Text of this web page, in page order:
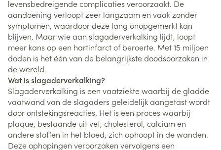
levensbedreigende complicaties veroorzaakt. De
aandoening verloopt zeer langzaam en vaak zonder
symptomen, waardoor deze lang onopgemerkt kan
blijven. Maar wie aan slagaderverkalking lijdt, loopt
meer kans op een hartinfarct of beroerte. Met 15 miljoen
doden is het één van de belangrijkste doodsoorzaken in
de wereld.
Wat is slagaderverkalking?
Slagaderverkalking is een vaatziekte waarbij de gladde
vaatwand van de slagaders geleidelijk aangetast wordt
door ontstekingsreacties. Het is een proces waarbij
plaque, bestaande uit vet, cholesterol, calcium en
andere stoffen in het bloed, zich ophoopt in de wanden.
Deze ophopingen veroorzaken vervolgens een